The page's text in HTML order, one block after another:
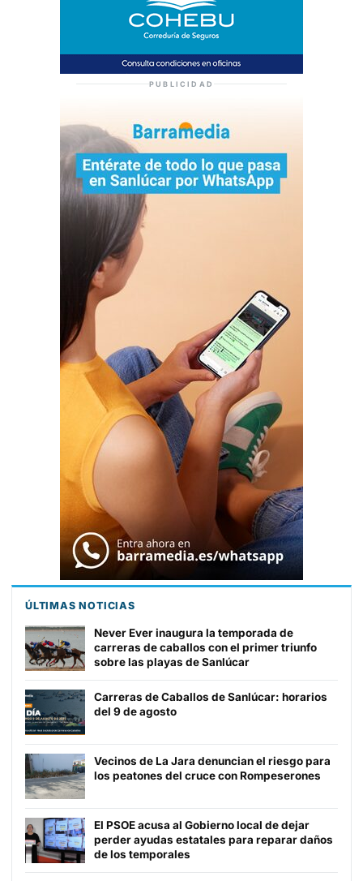
PUBLICIDAD
ÚLTIMAS NOTICIAS
Never Ever inaugura la temporada de
carreras de caballos con el primer triunfo
sobre las playas de Sanlúcar
Carreras de Caballos de Sanlúcar: horarios
del 9 de agosto
Vecinos de La Jara denuncian el riesgo para
los peatones del cruce con Rompeserones
El PSOE acusa al Gobierno local de dejar
perder ayudas estatales para reparar daños
de los temporales